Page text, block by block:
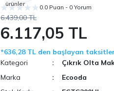
0.0 Puan - 0 Yorum
6.439,00 TL
6.117,05 TL
*636,28 TL den başlayan
Kategori
Çıkrık Olta
Marka
Ecooda